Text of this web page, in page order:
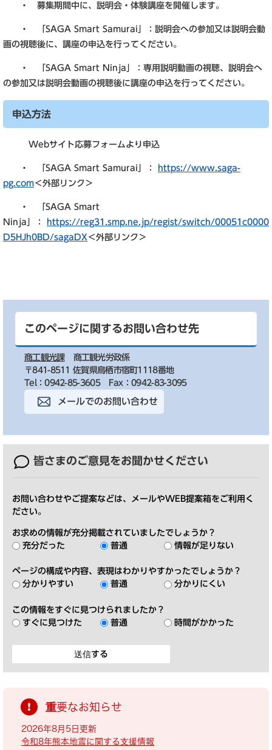
・ 募集期間中に、説明会・体験講座を開催します。
・ 「SAGA Smart Samurai」：説明会への参加又は説明会動
画の視聴後に、講座の申込を行ってください。
・ 「SAGA Smart Ninja」：専用説明動画の視聴、説明会へ
の参加又は説明会動画の視聴後に講座の申込を行ってください。
申込方法
Webサイト応募フォームより申込
・ 「SAGA Smart Samurai」：
https://www.saga-
pg.com＜外部リンク＞
・ 「SAGA Smart
Ninja」：
https://reg31.smp.ne.jp/regist/switch/00051c0000
D5HJh0BD/sagaDX ＜外部リンク＞
このページに関するお問い合わせ先
商工観光課
商工観光労政係
〒841-8511 佐賀県鳥栖市宿町1118番地
Tel：0942-85-3605
Fax：0942-83-3095
メールでのお問い合わせ
皆さまのご意見をお聞かせください
お問い合わせやご提案などは、メールやWEB提案箱をご利用く
ださい。
お求めの情報が充分掲載されていましたでしょうか？
充分だった
普通 情報が足りない
ページの構成や内容、表現はわかりやすかったでしょうか？
分かりやすい
普通 分かりにくい
この情報をすぐに見つけられましたか？
すぐに見つけた
普通 時間がかかった
重要なお知らせ
2026年8月5日更新
令和8年熊本地震に関する支援情報